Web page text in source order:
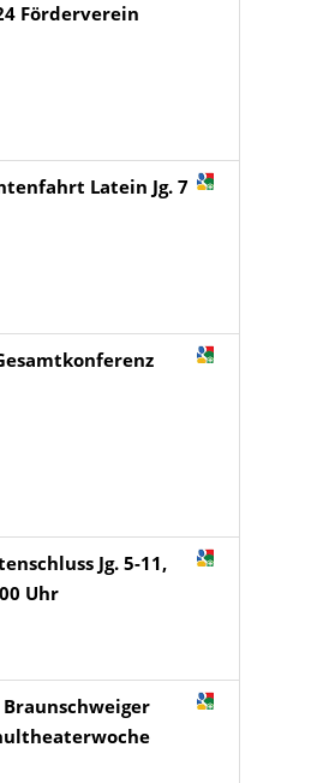
Förderverein
Latein Jg. 7
Jg. 5-11,
Uhr
Braunschweiger